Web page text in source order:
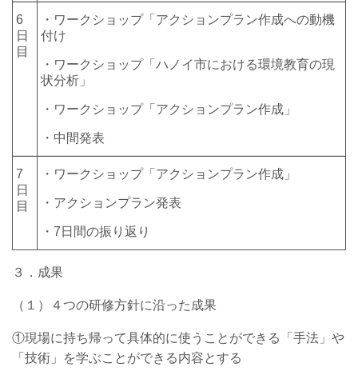
6
日
目
・ワークショップ「アクションプラン作成への動機
付け
・ワークショップ「ハノイ市における環境教育の現
状分析」
・ワークショップ「アクションプラン作成」
・中間発表
7
日
目
・ワークショップ「アクションプラン作成」
・アクションプラン発表
・7日間の振り返り
３．成果
（１）４つの研修方針に沿った成果
①現場に持ち帰って具体的に使うことができる「手法」や
「技術」を学ぶことができる内容とする